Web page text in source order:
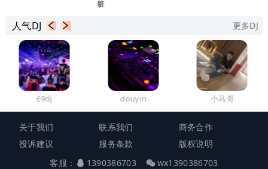
人气DJ 更多DJ
69dj douyin 小马哥
关于我们 联系我们
商务合作
投诉建议
服务条款
版权说明
客服：
1390386703 wx1390386703